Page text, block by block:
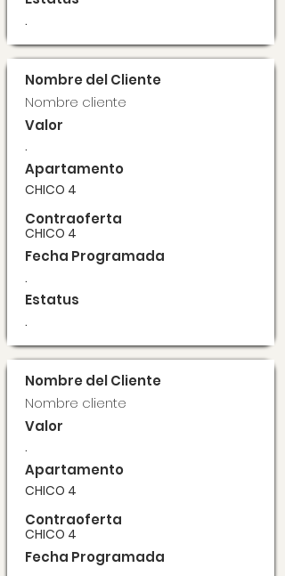
.
Nombre del Cliente
Nombre cliente
Valor
.
Apartamento
CHICO 4
Contraoferta
CHICO 4
Fecha Programada
.
Estatus
.
Nombre del Cliente
Nombre cliente
Valor
.
Apartamento
CHICO 4
Contraoferta
CHICO 4
Fecha Programada